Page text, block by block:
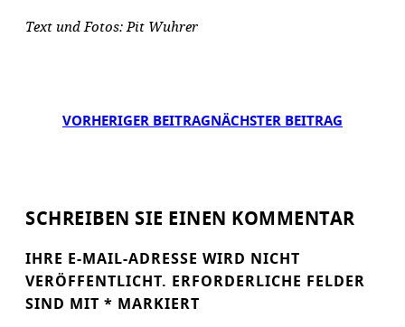
Text und Fotos: Pit Wuhrer
VORHERIGER BEITRAG NÄCHSTER BEITRAG
SCHREIBEN SIE EINEN KOMMENTAR
IHRE E-MAIL-ADRESSE WIRD NICHT
VERÖFFENTLICHT.
ERFORDERLICHE FELDER
SIND MIT * MARKIERT